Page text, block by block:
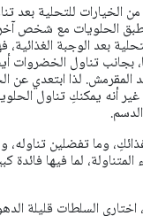
الخيارات للتحلية بعد
طبق الحلويات مع شخص
بعد الوجبة
تناول الخضروات
المقرمش. لذا ابتعدي عن
أنه يمكنكِ تناول
وما تفضلين
المتناولة، لما فيها
السلطات قليلة